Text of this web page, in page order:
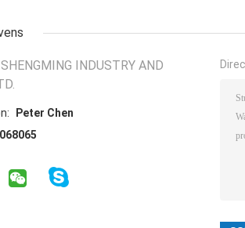
INDUSTRY AND
Peter Chen